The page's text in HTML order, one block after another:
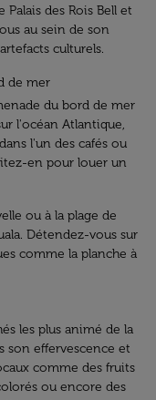
des Rois Bell et
au sein de son
culturels.
de mer
du bord de mer
l'océan Atlantique,
l'un des cafés ou
en pour louer un
ou à la plage de
Détendez-vous sur
comme la planche à
les plus animé de la
son effervescence et
comme des fruits
ou encore des